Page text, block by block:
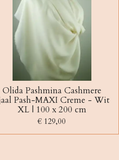
Olida Pashmina Cashmere
Pash-MAXI Creme - Wit
XL | 100 x 200 cm
€ 129,00